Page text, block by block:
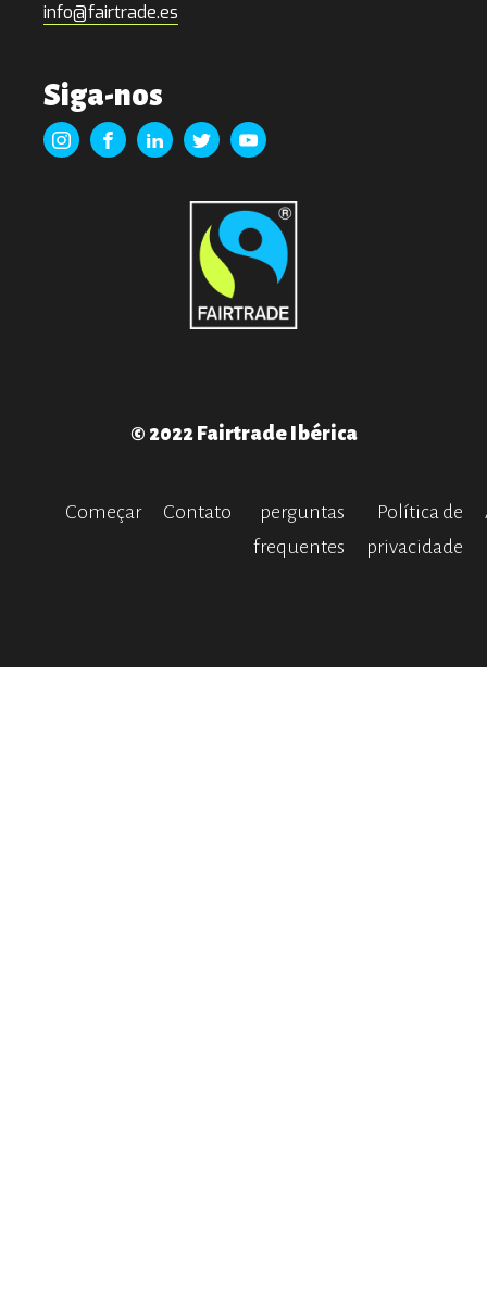
info@fairtrade.es
Siga-nos
© 2022 Fairtrade Ibérica
Começar Contato
perguntas
frequentes
Política de
privacidade